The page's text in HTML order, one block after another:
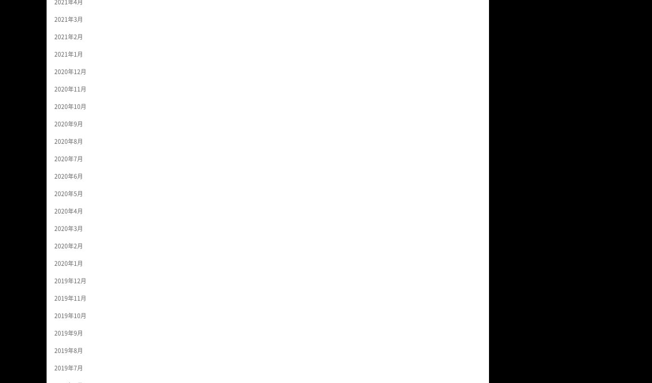
2021年4月
2021年3月
2021年2月
2021年1月
2020年12月
2020年11月
2020年10月
2020年9月
2020年8月
2020年7月
2020年6月
2020年5月
2020年4月
2020年3月
2020年2月
2020年1月
2019年12月
2019年11月
2019年10月
2019年9月
2019年8月
2019年7月